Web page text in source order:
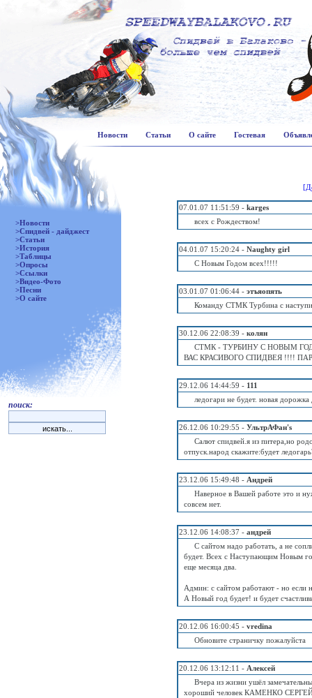
Новости Статьи О сайте Гостевая
>Новости
>Спидвей - дайджест
>Статьи
>История
>Таблицы
>Опросы
>Ссылки
>Видео-Фото
>Песни
>О сайте
поиск:
07.01.07 11:51:59 - karges
всех с Рождеством!
04.01.07 15:20:24 - Naughty girl
С Новым Годом всех!!!!!
03.01.07 01:06:44 - этъяопять
Команду СТМК Турбина с
30.12.06 22:08:39 - колян
СТМК - ТУРБИНУ С НОВЫМ
ВАС КРАСИВОГО СПИДВЕЯ !!!!
29.12.06 14:44:59 - 111
ледогари не будет. новая
26.12.06 10:29:55 - УльтрАФан's
Салют спидвей.я из питера,но
отпуск.народ скажите:будет
23.12.06 15:49:48 - Андрей
Наверное в Вашей работе это и
совсем нет.
23.12.06 14:08:37 - андрей
С сайтом надо работать, а не
будет. Всех с Наступающим Новым
еще месяца два.
Админ: с сайтом работают - но если
А Новый год будет! и будет
20.12.06 16:00:45 - vredina
Обновите страничку пожалуйста
20.12.06 13:12:11 - Алексей
Вчера из жизни ушёл
хороший человек КАМЕНКО